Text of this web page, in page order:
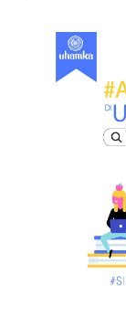
Dua Pria
Miris,
Pekan